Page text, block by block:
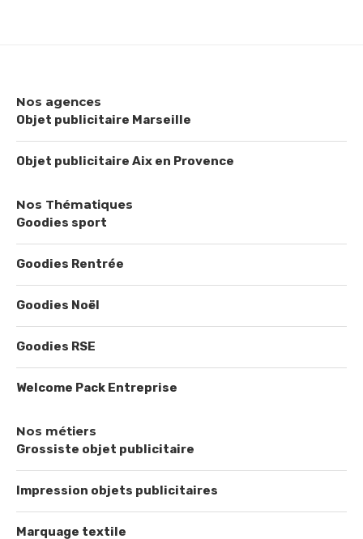
Nos agences
Objet publicitaire Marseille
Objet publicitaire Aix en Provence
Nos Thématiques
Goodies sport
Goodies Rentrée
Goodies Noël
Goodies RSE
Welcome Pack Entreprise
Nos métiers
Grossiste objet publicitaire
Impression objets publicitaires
Marquage textile